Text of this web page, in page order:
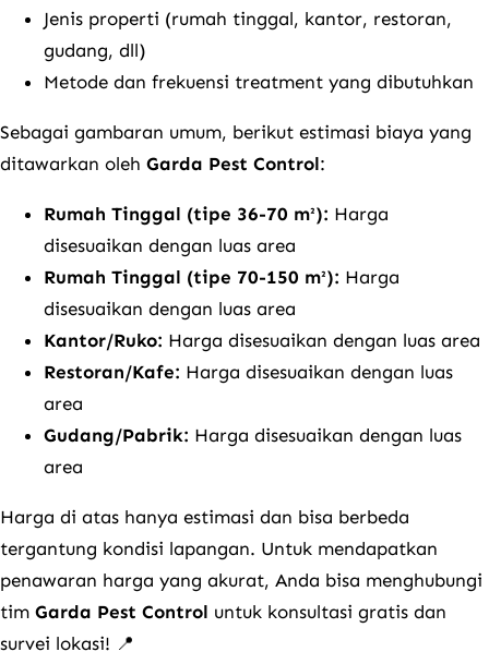
Jenis properti (rumah tinggal, kantor, restoran,
gudang, dll)
Metode dan frekuensi treatment yang dibutuhkan
Sebagai gambaran umum, berikut estimasi biaya yang
ditawarkan oleh Garda Pest Control:
Rumah Tinggal (tipe 36-70 m²): Harga
disesuaikan dengan luas area
Rumah Tinggal (tipe 70-150 m²): Harga
disesuaikan dengan luas area
Kantor/Ruko: Harga disesuaikan dengan luas area
Restoran/Kafe: Harga disesuaikan dengan luas
area
Gudang/Pabrik: Harga disesuaikan dengan luas
area
Harga di atas hanya estimasi dan bisa berbeda
tergantung kondisi lapangan. Untuk mendapatkan
penawaran harga yang akurat, Anda bisa menghubungi
tim Garda Pest Control untuk konsultasi gratis dan
survei lokasi! 📍